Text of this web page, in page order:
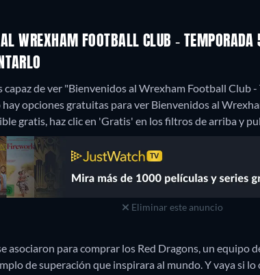
WREXHAM FOOTBALL CLUB - TEMPORADA
de ver "Bienvenidos al Wrexham Football Club
opciones gratuitas para ver Bienvenidos al
gratis, haz clic en 'Gratis' en los filtros de arriba y
Eliminar este anuncio
asociaron para comprar los Red Dragons, un equipo
de superación que inspirara al mundo. Y vaya si